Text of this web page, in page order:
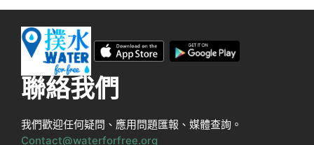
聯絡我們
我們歡迎任何疑問、應用問題匯報、媒體查詢。
Contact@waterforfree.org